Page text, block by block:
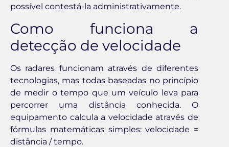
possível contestá-la administrativamente.
Como funciona a
detecção de velocidade
Os radares funcionam através de diferentes
tecnologias, mas todas baseadas no princípio
de medir o tempo que um veículo leva para
percorrer uma distância conhecida. O
equipamento calcula a velocidade através de
fórmulas matemáticas simples: velocidade =
distância / tempo.